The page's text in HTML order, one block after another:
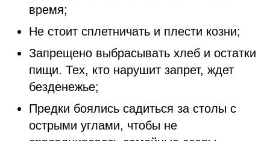
время;
Не стоит сплетничать и плести козни;
Запрещено выбрасывать хлеб и остатки
пищи. Тех, кто нарушит запрет, ждет
безденежье;
Предки боялись садиться за столы с
острыми углами, чтобы не